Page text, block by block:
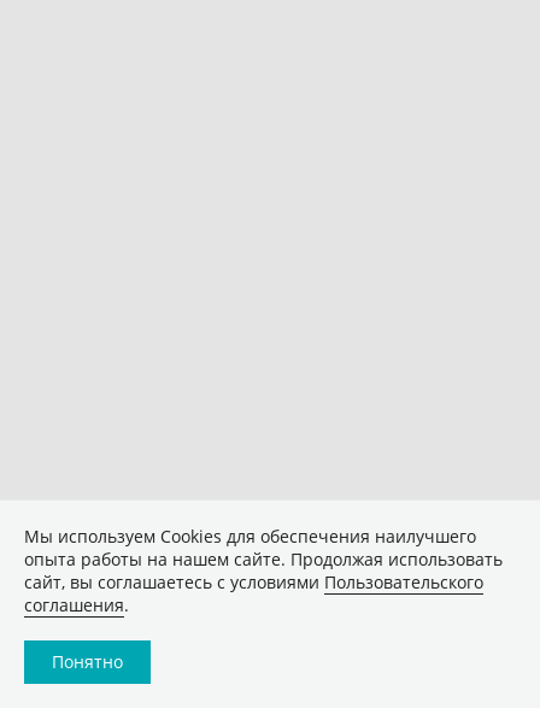
Мы используем Сookies для обеспечения наилучшего
опыта работы на нашем сайте. Продолжая использовать
сайт, вы соглашаетесь с условиями Пользовательского
соглашения.
Понятно